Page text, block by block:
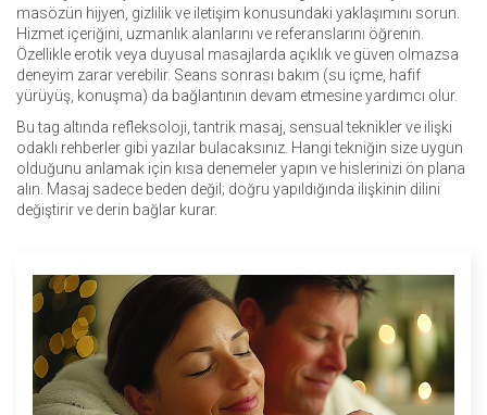
masözün hijyen, gizlilik ve iletişim konusundaki yaklaşımını sorun.
Hizmet içeriğini, uzmanlık alanlarını ve referanslarını öğrenin.
Özellikle erotik veya duyusal masajlarda açıklık ve güven olmazsa
deneyim zarar verebilir. Seans sonrası bakım (su içme, hafif
yürüyüş, konuşma) da bağlantının devam etmesine yardımcı olur.
Bu tag altında refleksoloji, tantrik masaj, sensual teknikler ve ilişki
odaklı rehberler gibi yazılar bulacaksınız. Hangi tekniğin size uygun
olduğunu anlamak için kısa denemeler yapın ve hislerinizi ön plana
alın. Masaj sadece beden değil; doğru yapıldığında ilişkinin dilini
değiştirir ve derin bağlar kurar.